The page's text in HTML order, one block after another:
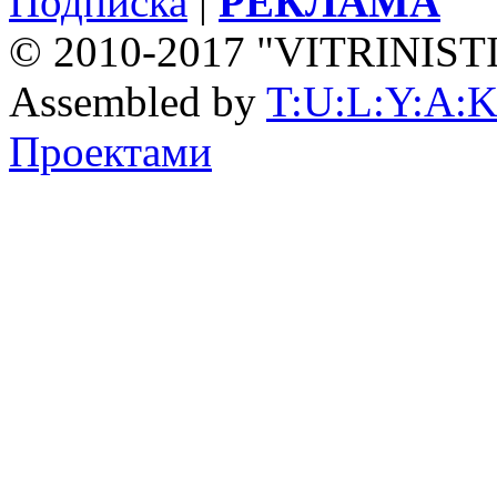
© 2010-2017
Assembled by
Проектами